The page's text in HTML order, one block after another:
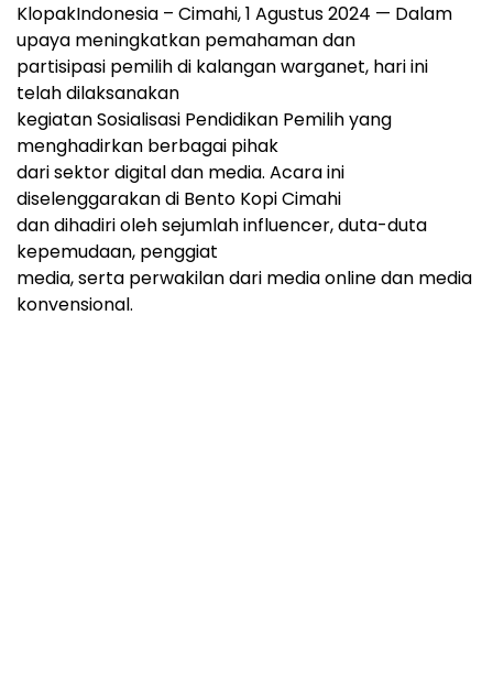
KlopakIndonesia – Cimahi, 1 Agustus 2024 — Dalam
upaya meningkatkan pemahaman dan
partisipasi pemilih di kalangan warganet, hari ini
telah dilaksanakan
kegiatan Sosialisasi Pendidikan Pemilih yang
menghadirkan berbagai pihak
dari sektor digital dan media. Acara ini
diselenggarakan di Bento Kopi Cimahi
dan dihadiri oleh sejumlah influencer, duta-duta
kepemudaan, penggiat
media, serta perwakilan dari media online dan media
konvensional.